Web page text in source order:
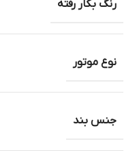
رنگ بکار رفته
نوع موتور
جنس بند